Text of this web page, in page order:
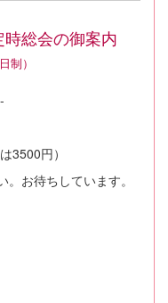
総会の御案内
制）
3500円）
お待ちしています。